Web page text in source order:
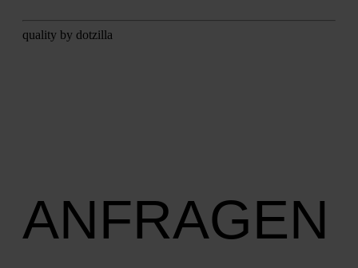
qua­li­ty by dot­zil­la
ANFRAGEN